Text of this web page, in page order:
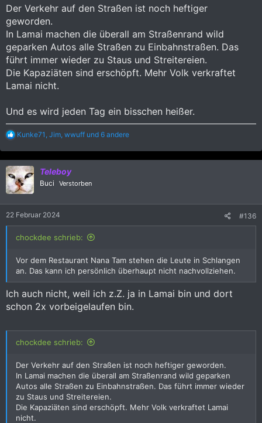
Der Verkehr auf den Straßen ist noch heftiger
geworden.
In Lamai machen die überall am Straßenrand wild
geparken Autos alle Straßen zu Einbahnstraßen. Das
führt immer wieder zu Staus und Streitereien.
Die Kapaziäten sind erschöpft. Mehr Volk verkraftet
Lamai nicht.
Und es wird jeden Tag ein bisschen heißer.
R
a
k
t
i
o
n
:
Kunke71 Jim wwuff und 6 andere
Teleboy
Buci Verstorben
22 Februar 2024 #136
chockdee schrieb:
Vor dem Restaurant Nana Tam stehen die Leute in Schlangen
an. Das kann ich persönlich überhaupt nicht nachvollziehen.
Ich auch nicht, weil ich z.Z. ja in Lamai bin und dort
schon 2x vorbeigelaufen bin.
chockdee schrieb:
Der Verkehr auf den Straßen ist noch heftiger geworden.
In Lamai machen die überall am Straßenrand wild geparken
Autos alle Straßen zu Einbahnstraßen. Das führt immer wieder
zu Staus und Streitereien.
Die Kapaziäten sind erschöpft. Mehr Volk verkraftet Lamai
nicht.